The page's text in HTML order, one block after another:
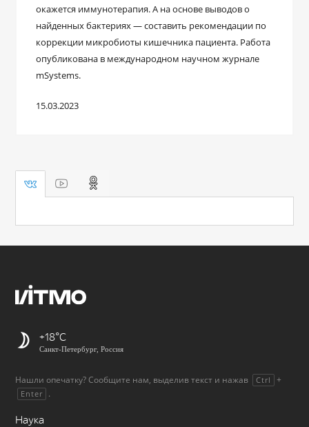
окажется иммунотерапия. А на основе выводов о
найденных бактериях ― составить рекомендации по
коррекции микробиоты кишечника пациента. Работа
опубликована в международном научном журнале
mSystems.
15.03.2023
+18
Санкт-Петербург, Россия
Нашли опечатку? Сообщите нам, выделив текст и нажав Ctrl +
Enter .
Наука